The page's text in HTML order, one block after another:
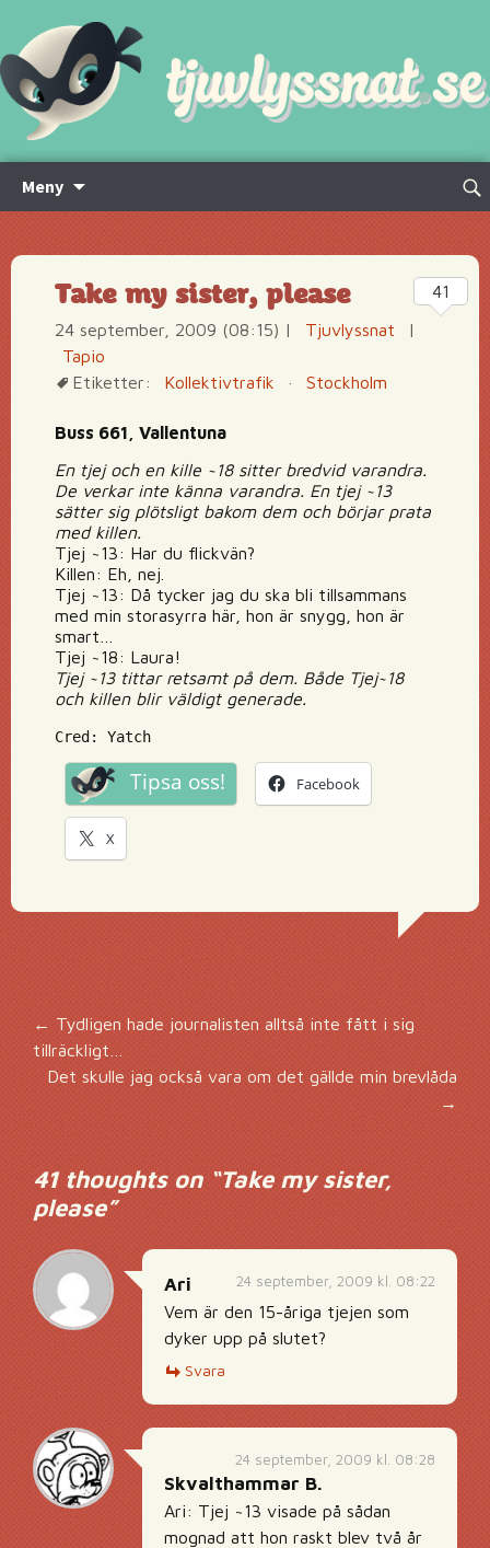
Meny
innehåll
Sök
Take my sister, please
24 september, 2009 (08:15) | Tjuvlyssnat
|
Tapio
Etiketter:
Kollektivtrafik · Stockholm
Buss 661, Vallentuna
En tjej och en kille ~18 sitter bredvid varandra.
De verkar inte känna varandra. En tjej ~13
sätter sig plötsligt bakom dem och börjar prata
med killen.
Tjej ~13: Har du flickvän?
Killen: Eh, nej.
Tjej ~13: Då tycker jag du ska bli tillsammans
med min storasyrra här, hon är snygg, hon är
smart…
Tjej ~18: Laura!
Tjej ~13 tittar retsamt på dem. Både Tjej~18
och killen blir väldigt generade.
Cred: Yatch
Tipsa oss! Facebook
X
41
Inläggsnavigering
←Tydligen hade journalisten alltså inte fått i sig
tillräckligt…
Det skulle jag också vara om det gällde min brevlåda
→
41 thoughts on “Take my sister,
please”
24 september, 2009 kl. 08:22
Ari
Vem är den 15-åriga tjejen som
dyker upp på slutet?
Svara
24 september, 2009 kl. 08:28
Skvalthammar B.
Ari: Tjej ~13 visade på sådan
mognad att hon raskt blev två år